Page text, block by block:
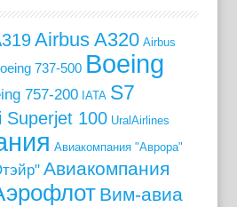
Airbus A320 Airbus
737-500 Boeing
757-200 IATA S7
Superjet 100 UralAirlines
Авиакомпания "Аврора"
Авиакомпания
Вим-авиа